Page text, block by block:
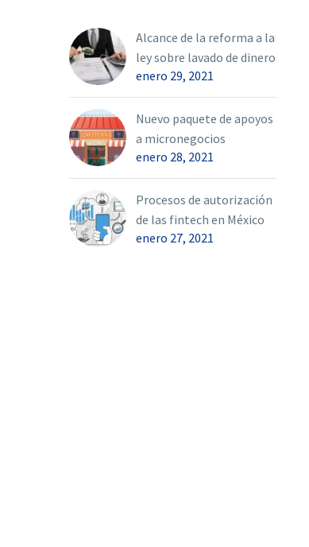
Alcance de la reforma a la
ley sobre lavado de dinero
enero 29, 2021
Nuevo paquete de apoyos
a micronegocios
enero 28, 2021
Procesos de autorización
de las fintech en México
enero 27, 2021